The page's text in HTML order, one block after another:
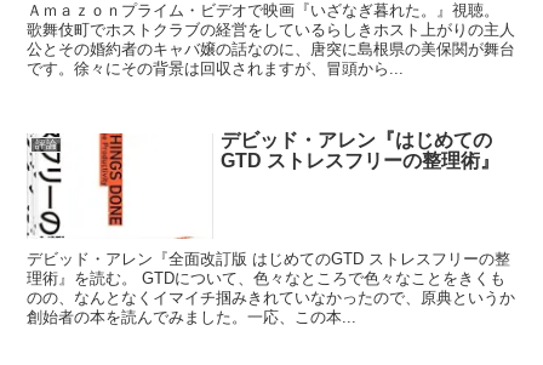
Ａｍａｚｏｎプライム・ビデオで映画『いざなぎ暮れた。』視聴。
歌舞伎町でホストクラブの経営をしているらしきホスト上がりの主人
公とその婚約者のキャバ嬢の話なのに、唐突に島根県の美保関が舞台
です。徐々にその背景は回収されますが、冒頭から...
評論
デビッド・アレン『はじめての
GTD ストレスフリーの整理術』
デビッド・アレン『全面改訂版 はじめてのGTD ストレスフリーの整
理術』を読む。 GTDについて、色々なところで色々なことをきくも
のの、なんとなくイマイチ掴みきれていなかったので、原典というか
創始者の本を読んでみました。一応、この本...